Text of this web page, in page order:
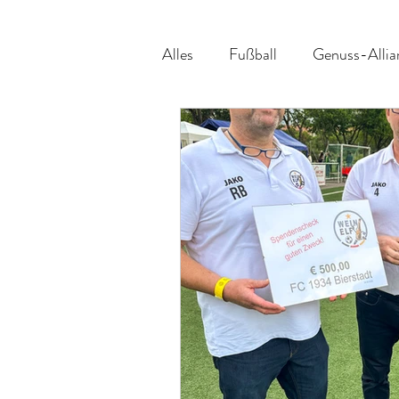
Alles Fußball Genuss-
Veranstaltungsvorschau